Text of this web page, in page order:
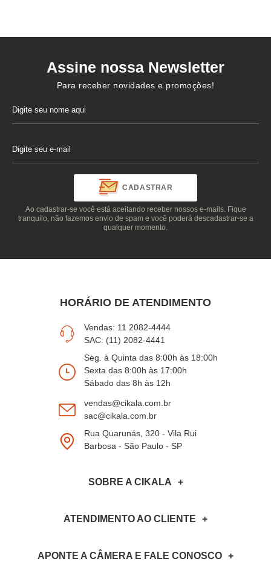
Assine nossa Newsletter
Para receber novidades e promoções!
CADASTRAR
Ao cadastrar-se você está aceitando receber nossos e-mails. Fique
tranquilo, não fazemos envio de spam e você poderá descadastrar-se a
qualquer momento.
HORÁRIO DE ATENDIMENTO
Vendas: 11 2082-4444
SAC: (11) 2082-4441
Seg. à Quinta das 8:00h às 18:00h
Sexta das 8:00h às 17:00h
Sábado das 8h às 12h
vendas@cikala.com.br
sac@cikala.com.br
Rua Quarunás, 320 - Vila Rui
Barbosa - São Paulo - SP
SOBRE A CIKALA
ATENDIMENTO AO CLIENTE
APONTE A CÂMERA E FALE CONOSCO